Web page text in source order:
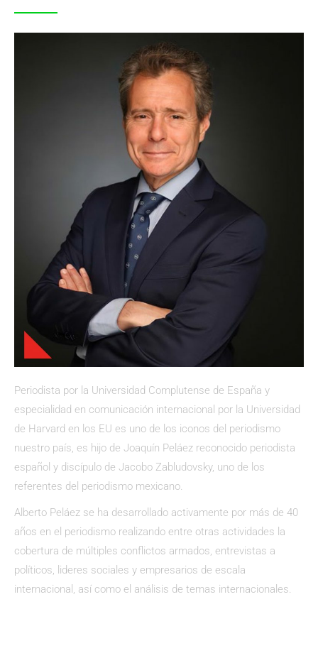
Periodista por la Universidad Complutense de España y
especialidad en comunicación internacional por la Universidad
de Harvard en los EU es uno de los iconos del periodismo
nuestro país, es hijo de Joaquín Peláez reconocido periodista
español y discípulo de Jacobo Zabludovsky, uno de los
referentes del periodismo mexicano.
Alberto Peláez se ha desarrollado activamente por más de 40
años en el periodismo realizando entre otras actividades la
cobertura de múltiples conflictos armados, entrevistas a
políticos, lideres sociales y empresarios de escala
internacional, así como el análisis de temas internacionales.